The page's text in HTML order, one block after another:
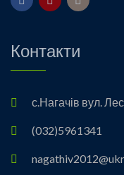
Контакти
с.Нагачів вул.
(032)5961341